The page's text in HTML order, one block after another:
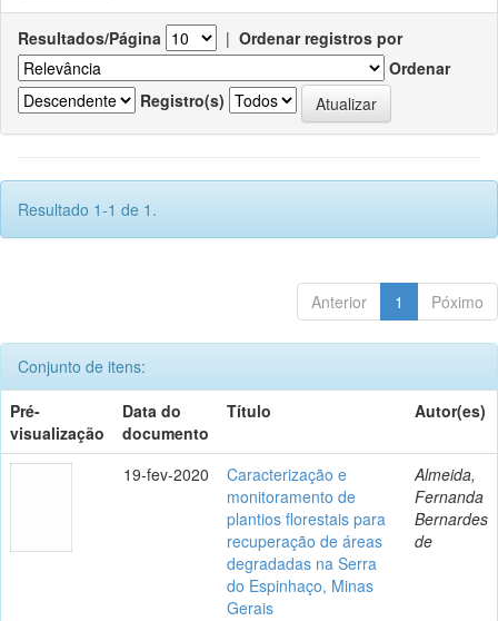
Resultados/Página | Ordenar registros por
Ordenar
Registro(s)
Resultado 1-1 de 1.
Anterior 1 Póximo
Conjunto de itens:
Pré-
visualização
Data do
documento
Título Autor(es)
19-fev-2020
Caracterização e
monitoramento de
plantios florestais para
recuperação de áreas
degradadas na Serra
do Espinhaço, Minas
Gerais
Almeida,
Fernanda
Bernardes
de